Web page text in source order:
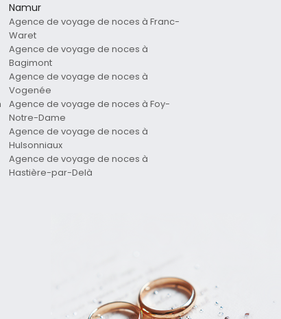
Namur
Agence de voyage de noces à Franc-
Waret
Agence de voyage de noces à
Bagimont
Agence de voyage de noces à
Vogenée
Agence de voyage de noces à Foy-
Notre-Dame
Agence de voyage de noces à
Hulsonniaux
Agence de voyage de noces à
Hastière-par-Delà